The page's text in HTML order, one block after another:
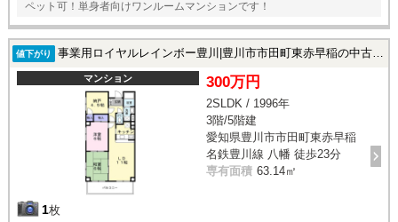
ペット可！単身者向けワンルームマンションです！
値下がり 事業用ロイヤルレインボー豊川|豊川市市田町東赤早稲の中古マンション
マンション
1枚
300万円
2SLDK / 1996年
3階/5階建
愛知県豊川市市田町東赤早稲
名鉄豊川線 八幡 徒歩23分
専有面積 63.14㎡